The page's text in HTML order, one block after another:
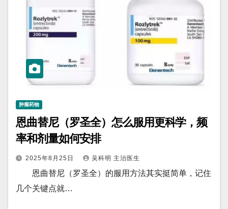
肿瘤药物
恩曲替尼（罗圣全）怎么服用更科学，频
率和剂量如何安排
2025年8月25日 吴科明 主治医生
恩曲替尼（罗圣全）的服用方法其实挺简单，记住
几个关键点就…